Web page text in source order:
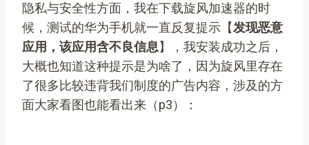
隐私与安全性方面，我在下载旋风加速器的时
候，测试的华为手机就一直反复提示【发现恶意
应用，该应用含不良信息】，我安装成功之后，
大概也知道这种提示是为啥了，因为旋风里存在
了很多比较违背我们制度的广告内容，涉及的方
面大家看图也能看出来（p3）：